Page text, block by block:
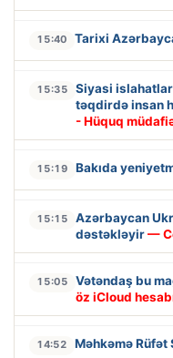
15:40 Tarixi
15:35
Siyasi islahatlar
təqdirdə insan
- Hüquq
15:19 Bakıda
15:15
Azərbaycan
dəstəkləyir—
15:05 Vətəndaş bu
öz iCloud
14:52 Məhkəmə Rüfət